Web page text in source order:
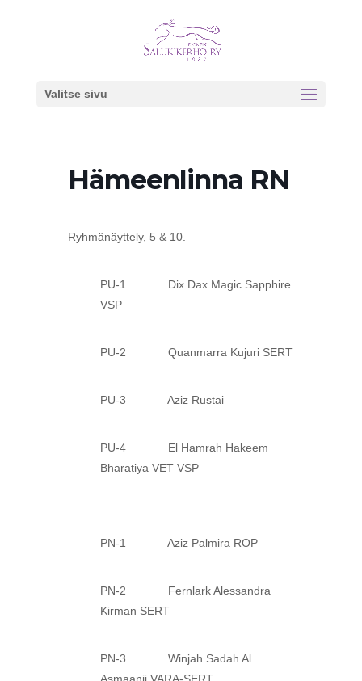
Valitse sivu
Hämeenlinna RN
Ryhmänäyttely, 5 & 10.
PU-1 Dix Dax Magic Sapphire
VSP
PU-2 Quanmarra Kujuri SERT
PU-3 Aziz Rustai
PU-4 El Hamrah Hakeem
Bharatiya VET VSP
PN-1 Aziz Palmira ROP
PN-2 Fernlark Alessandra
Kirman SERT
PN-3 Winjah Sadah Al